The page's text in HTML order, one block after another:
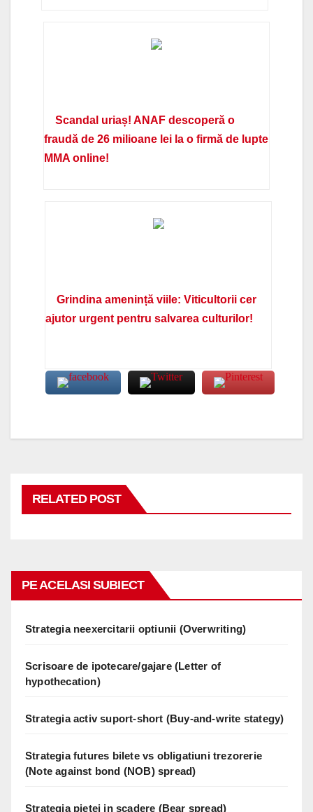
Scandal uriaș! ANAF descoperă o
fraudă de 26 milioane lei la o firmă de lupte
MMA online!
Grindina amenință viile: Viticultorii cer
ajutor urgent pentru salvarea culturilor!
RELATED POST
PE ACELASI SUBIECT
Strategia neexercitarii optiunii (Overwriting)
Scrisoare de ipotecare/gajare (Letter of
hypothecation)
Strategia activ suport-short (Buy-and-write stategy)
Strategia futures bilete vs obligatiuni trezorerie
(Note against bond (NOB) spread)
Strategia pietei in scadere (Bear spread)